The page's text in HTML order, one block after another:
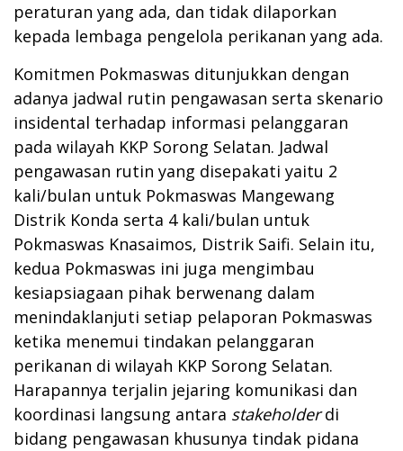
peraturan yang ada, dan tidak dilaporkan
kepada lembaga pengelola perikanan yang ada.
Komitmen Pokmaswas ditunjukkan dengan
adanya jadwal rutin pengawasan serta skenario
insidental terhadap informasi pelanggaran
pada wilayah KKP Sorong Selatan. Jadwal
pengawasan rutin yang disepakati yaitu 2
kali/bulan untuk Pokmaswas Mangewang
Distrik Konda serta 4 kali/bulan untuk
Pokmaswas Knasaimos, Distrik Saifi. Selain itu,
kedua Pokmaswas ini juga mengimbau
kesiapsiagaan pihak berwenang dalam
menindaklanjuti setiap pelaporan Pokmaswas
ketika menemui tindakan pelanggaran
perikanan di wilayah KKP Sorong Selatan.
Harapannya terjalin jejaring komunikasi dan
koordinasi langsung antara stakeholderdi
bidang pengawasan khusunya tindak pidana